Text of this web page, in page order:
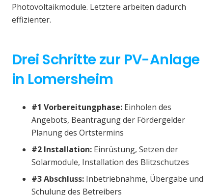
Photovoltaikmodule. Letztere arbeiten dadurch
effizienter.
Drei Schritte zur PV-Anlage
in Lomersheim
#1 Vorbereitungphase: Einholen des
Angebots, Beantragung der Fördergelder
Planung des Ortstermins
#2 Installation: Einrüstung, Setzen der
Solarmodule, Installation des Blitzschutzes
#3 Abschluss: Inbetriebnahme, Übergabe und
Schulung des Betreibers